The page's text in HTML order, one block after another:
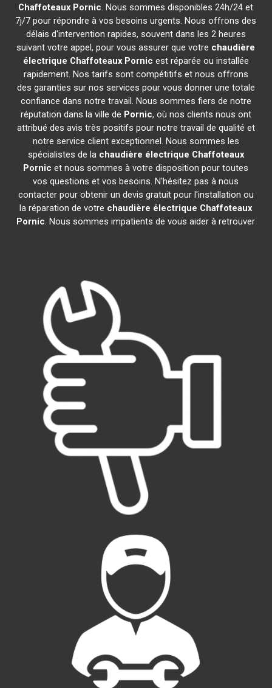
Chaffoteaux Pornic. Nous sommes disponibles 24h/24 et
7j/7 pour répondre à vos besoins urgents. Nous offrons des
délais d'intervention rapides, souvent dans les 2 heures
suivant votre appel, pour vous assurer que votre chaudière
électrique Chaffoteaux Pornic est réparée ou installée
rapidement. Nos tarifs sont compétitifs et nous offrons
des garanties sur nos services pour vous donner une totale
confiance dans notre travail. Nous sommes fiers de notre
réputation dans la ville de Pornic, où nos clients nous ont
attribué des avis très positifs pour notre travail de qualité et
notre service client exceptionnel. Nous sommes les
spécialistes de la chaudière électrique Chaffoteaux
Pornic et nous sommes à votre disposition pour toutes
vos questions et vos besoins. N'hésitez pas à nous
contacter pour obtenir un devis gratuit pour l'installation ou
la réparation de votre chaudière électrique Chaffoteaux
Pornic. Nous sommes impatients de vous aider à retrouver